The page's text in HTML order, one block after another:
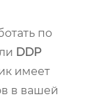
по
DDP
имеет
в вашей